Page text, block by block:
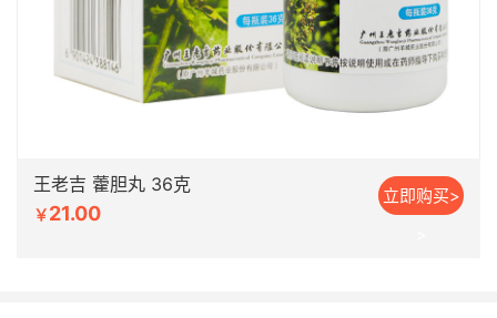
王老吉 藿胆丸 36克
￥21.00
立即购买>